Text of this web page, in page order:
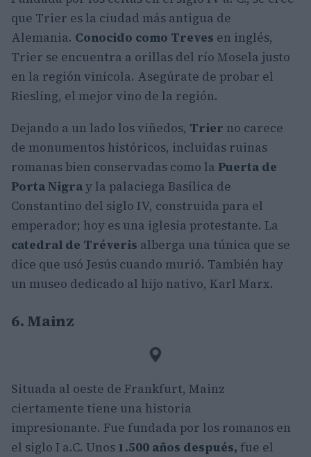
que Trier es la ciudad más antigua de
Alemania. Conocido como Treves en inglés,
Trier se encuentra a orillas del río Mosela justo
en la región vinícola. Asegúrate de probar el
Riesling, el mejor vino de la región.
Dejando a un lado los viñedos, Trier no carece
de monumentos históricos, incluidas ruinas
romanas bien conservadas como la Puerta de
Porta Nigray la palaciega Basílica de
Constantino del siglo IV, construida para el
emperador; hoy es una iglesia protestante. La
catedral de Tréveris alberga una túnica que se
dice que usó Jesús cuando murió. También hay
un museo dedicado al hijo nativo, Karl Marx.
6. Mainz
Situada al oeste de Frankfurt, Mainz
ciertamente tiene una historia
impresionante. Fue fundada por los romanos en
el siglo I a.C. Unos 1.500 años después, fue el